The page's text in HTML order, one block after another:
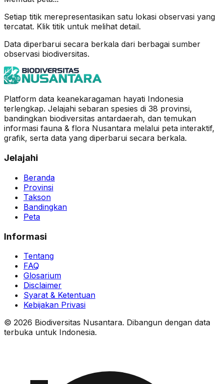
Setiap titik merepresentasikan satu lokasi observasi yang
tercatat. Klik titik untuk melihat detail.
Data diperbarui secara berkala dari berbagai sumber
observasi biodiversitas.
Platform data keanekaragaman hayati Indonesia
terlengkap. Jelajahi sebaran spesies di 38 provinsi,
bandingkan biodiversitas antardaerah, dan temukan
informasi fauna & flora Nusantara melalui peta interaktif,
grafik, serta data yang diperbarui secara berkala.
Jelajahi
Beranda
Provinsi
Takson
Bandingkan
Peta
Informasi
Tentang
FAQ
Glosarium
Disclaimer
Syarat & Ketentuan
Kebijakan Privasi
© 2026 Biodiversitas Nusantara. Dibangun dengan data
terbuka untuk Indonesia.